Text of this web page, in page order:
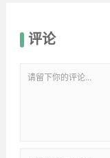
评论